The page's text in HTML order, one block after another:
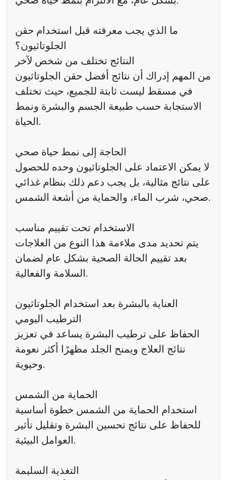
ما الذي يجب معرفته قبل استخدام حقن
الجلوتاثيون؟
النتائج تختلف من شخص لآخر
من المهم إدراك أن نتائج أفضل حقن الجلوتاثيون
في مسقط ليست ثابتة للجميع، حيث تختلف
الاستجابة حسب طبيعة الجسم والبشرة ونمط
الحياة.
الحاجة إلى نمط حياة صحي
لا يمكن الاعتماد على الجلوتاثيون وحده للحصول
على نتائج مثالية، بل يجب دعم ذلك بنظام غذائي
صحي، شرب الماء، والحماية من أشعة الشمس.
الاستخدام تحت تقييم مناسب
يتم تحديد مدى ملاءمة هذا النوع من العلاجات
بعد تقييم الحالة الصحية بشكل عام لضمان
السلامة والفعالية.
العناية بالبشرة بعد استخدام الجلوتاثيون
الترطيب اليومي
الحفاظ على ترطيب البشرة يساعد في تعزيز
نتائج العلاج ويمنح الجلد مظهرًا أكثر نعومة
وحيوية.
الحماية من الشمس
استخدام الحماية من الشمس خطوة أساسية
للحفاظ على نتائج تحسين البشرة وتقليل تأثير
العوامل البيئية.
التغذية السليمة